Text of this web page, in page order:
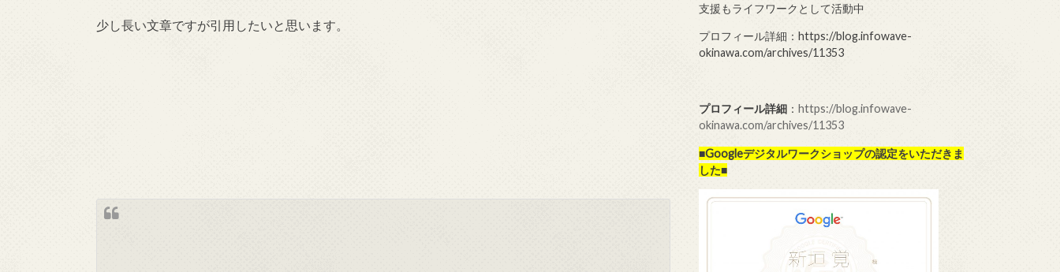
少し長い文章ですが引用したいと思います。
支援もライフワークとして活動中
プロフィール詳細：https://blog.infowave-
okinawa.com/archives/11353
プロフィール詳細 ： https://blog.infowave-
okinawa.com/archives/11353
■Googleデジタルワークショップの認定をいただきま
した■